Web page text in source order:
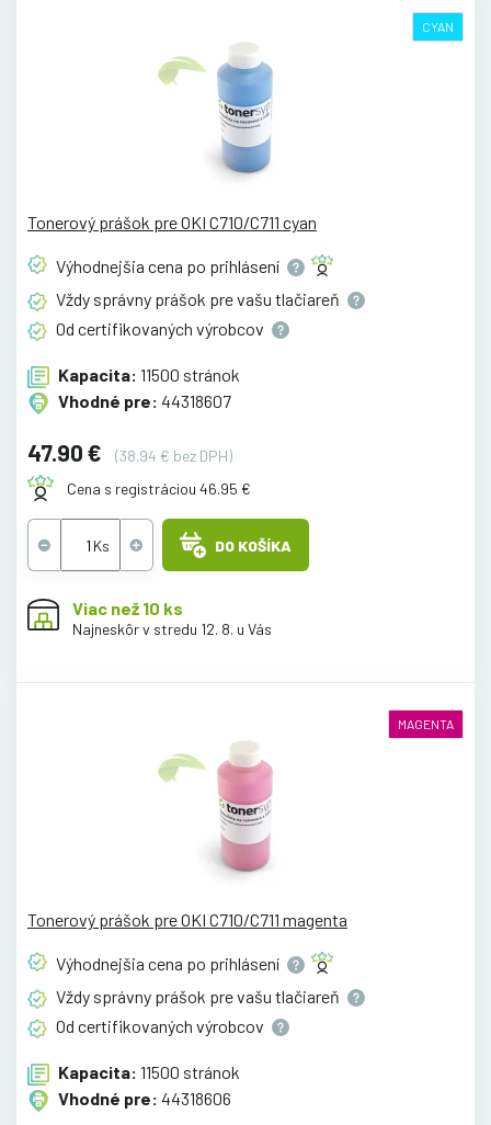
CYAN
Tonerový prášok pre OKI C710/C711 cyan
Výhodnejšia cena po prihlásení
Vždy správny prášok pre vašu tlačiareň
Od certifikovaných výrobcov
Kapacita: 11500 stránok
Vhodné pre: 44318607
47.90 €
(38.94 € bez DPH)
Cena s registráciou 46.95 €
DO KOŠÍKA
Viac než 10 ks
Najneskôr v stredu 12. 8. u Vás
MAGENTA
Tonerový prášok pre OKI C710/C711 magenta
Výhodnejšia cena po prihlásení
Vždy správny prášok pre vašu tlačiareň
Od certifikovaných výrobcov
Kapacita: 11500 stránok
Vhodné pre: 44318606